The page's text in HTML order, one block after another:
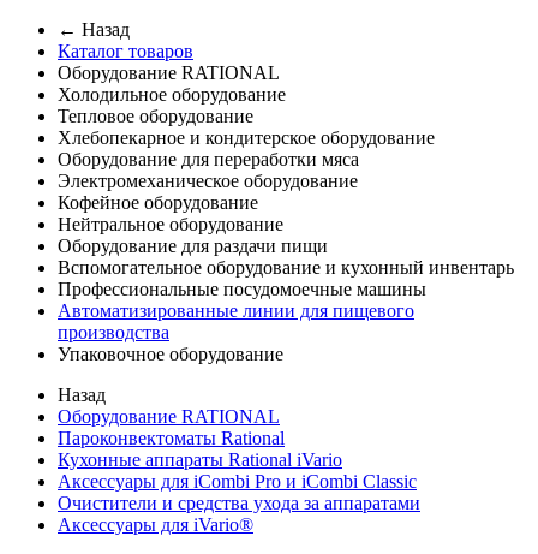
← Назад
Каталог товаров
Оборудование RATIONAL
Холодильное оборудование
Тепловое оборудование
Хлебопекарное и кондитерское оборудование
Оборудование для переработки мяса
Электромеханическое оборудование
Кофейное оборудование
Нейтральное оборудование
Оборудование для раздачи пищи
Вспомогательное оборудование и кухонный инвентарь
Профессиональные посудомоечные машины
Автоматизированные линии для пищевого
производства
Упаковочное оборудование
Назад
Оборудование RATIONAL
Пароконвектоматы Rational
Кухонные аппараты Rational iVario
Аксессуары для iCombi Pro и iCombi Classic
Очистители и средства ухода за аппаратами
Аксессуары для iVario®